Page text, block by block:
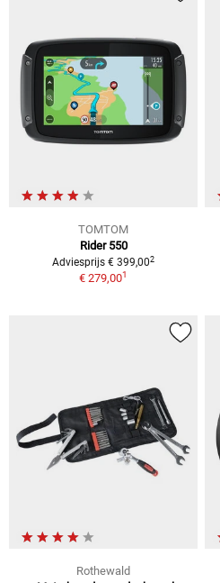
TOMTOM
Rider 550
Adviesprijs € 399,002
€ 279,001
Rothewald